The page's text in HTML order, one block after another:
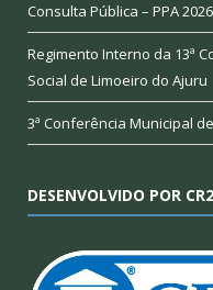
Consulta Pública – PPA
Regimento Interno da 13ª
Social de Limoeiro do Ajuru
3ª Conferência Municipal
DESENVOLVIDO POR CR2